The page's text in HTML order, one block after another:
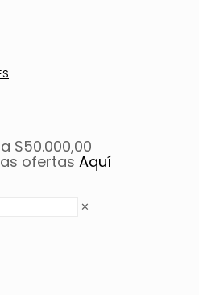
$50.000,00
ofertas Aquí
✕